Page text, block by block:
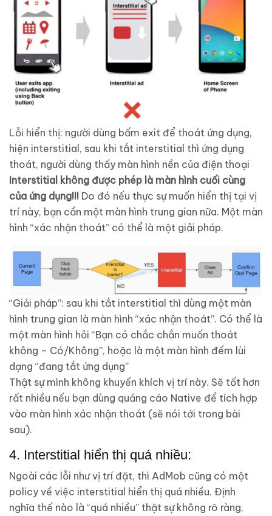
Lỗi hiển thị: người dùng bấm exit để thoát ứng dụng,
hiện interstitial, sau khi tắt interstitial thì ứng dụng
thoát, người dùng thấy màn hình nền của điện thoại
Interstitial không được phép là màn hình cuối cùng
của ứng dụng!!! Do đó nếu thực sự muốn hiển thị tại vị
trí này, bạn cần một màn hình trung gian nữa. Một màn
hình “xác nhận thoát” có thể là một giải pháp.
“Giải pháp”: sau khi tắt interstitial thì dùng một màn
hình trung gian là màn hình “xác nhận thoát”. Có thể là
một màn hình hỏi “Bạn có chắc chắn muốn thoát
không – Có/Không”, hoặc là một màn hình đếm lùi
dạng “đang tắt ứng dụng”
Thật sự mình không khuyến khích vị trí này. Sẽ tốt hơn
rất nhiều nếu bạn dùng quảng cáo Native để tích hợp
vào màn hình xác nhận thoát (sẽ nói tới trong bài
sau).
4. Interstitial hiển thị quá nhiều:
Ngoài các lỗi như vị trí đặt, thì AdMob cũng có một
policy về việc interstitial hiển thị quá nhiều. Định
nghĩa thế nào là “quá nhiều” thật sự không rõ ràng,